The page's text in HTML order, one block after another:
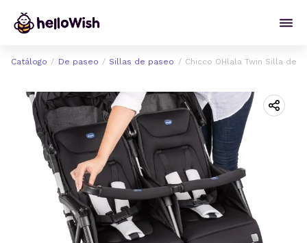
Catálogo De paseo Sillas de paseo Chicco OHlala Twin Silla de